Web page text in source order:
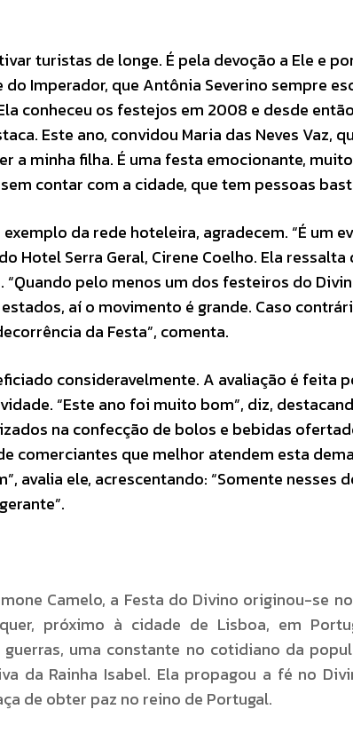
turistas de longe. É pela devoção a Ele e
Imperador, que Antônia Severino sempre
conheceu os festejos em 2008 e desde
Este ano, convidou Maria das Neves Vaz,
a minha filha. É uma festa emocionante,
contar com a cidade, que tem pessoas
da rede hoteleira, agradecem. “É um
Hotel Serra Geral, Cirene Coelho. Ela
pelo menos um dos festeiros do
aí o movimento é grande. Caso
da Festa”, comenta.
consideravelmente. A avaliação é feita
“Este ano foi muito bom”, diz,
na confecção de bolos e bebidas
comerciantes que melhor atendem esta
avalia ele, acrescentando: “Somente nesses
Camelo, a Festa do Divino originou-se
próximo à cidade de Lisboa, em
uma constante no cotidiano da
da Rainha Isabel. Ela propagou a fé no
de obter paz no reino de Portugal.